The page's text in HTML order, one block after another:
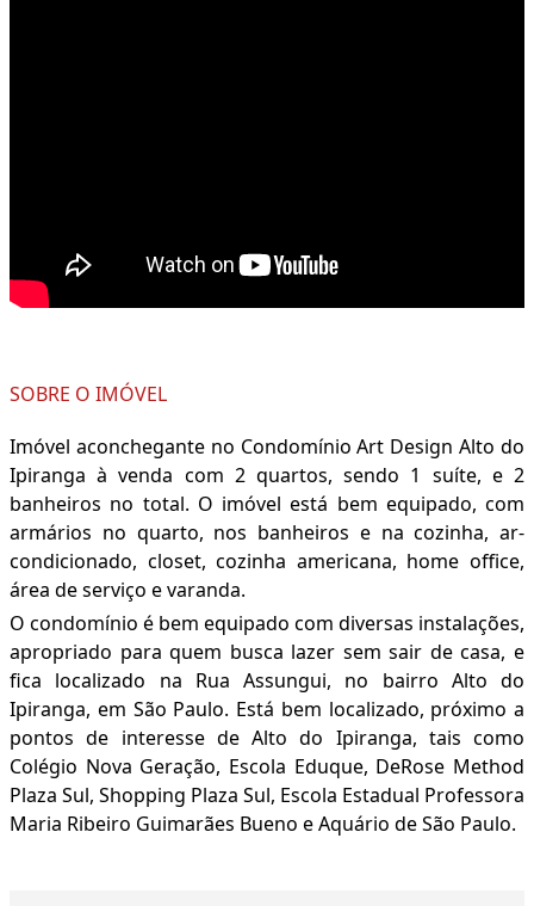
SOBRE O IMÓVEL
Imóvel aconchegante no Condomínio Art Design Alto do
Ipiranga à venda com 2 quartos, sendo 1 suíte, e 2
banheiros no total. O imóvel está bem equipado, com
armários no quarto, nos banheiros e na cozinha, ar-
condicionado, closet, cozinha americana, home office,
área de serviço e varanda.
O condomínio é bem equipado com diversas instalações,
apropriado para quem busca lazer sem sair de casa, e
fica localizado na Rua Assungui, no bairro Alto do
Ipiranga, em São Paulo. Está bem localizado, próximo a
pontos de interesse de Alto do Ipiranga, tais como
Colégio Nova Geração, Escola Eduque, DeRose Method
Plaza Sul, Shopping Plaza Sul, Escola Estadual Professora
Maria Ribeiro Guimarães Bueno e Aquário de São Paulo.